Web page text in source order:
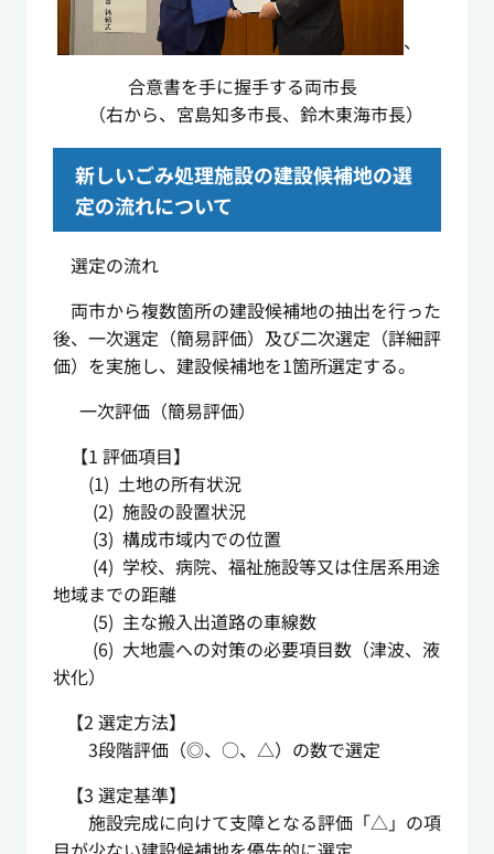
、
合意書を手に握手する両市長
（右から、宮島知多市長、鈴木東海市長）
新しいごみ処理施設の建設候補地の選
定の流れについて
選定の流れ
両市から複数箇所の建設候補地の抽出を行った
後、一次選定（簡易評価）及び二次選定（詳細評
価）を実施し、建設候補地を1箇所選定する。
一次評価（簡易評価）
【1 評価項目】
(1) 土地の所有状況
(2) 施設の設置状況
(3) 構成市域内での位置
(4) 学校、病院、福祉施設等又は住居系用途
地域までの距離
(5) 主な搬入出道路の車線数
(6) 大地震への対策の必要項目数（津波、液
状化）
【2 選定方法】
3段階評価（◎、○、△）の数で選定
【3 選定基準】
施設完成に向けて支障となる評価「△」の項